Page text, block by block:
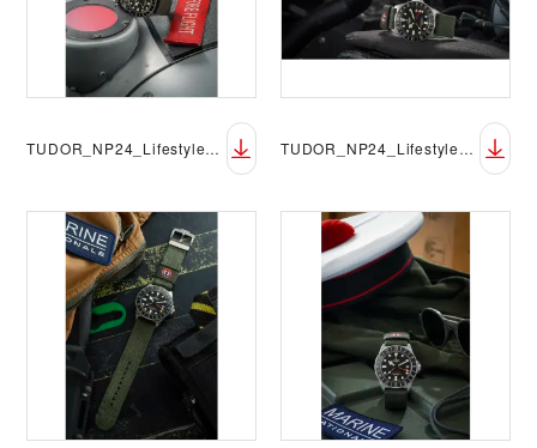
TUDOR_NP24_Lifestyle_Pelagos_FXD_GMT_12 TUDOR_NP24_Lifestyle_Pelagos_FXD_GMT_10